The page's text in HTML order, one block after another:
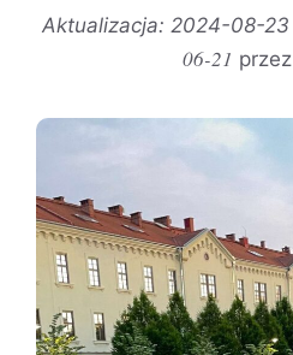
2024-08-23
06-21 przez